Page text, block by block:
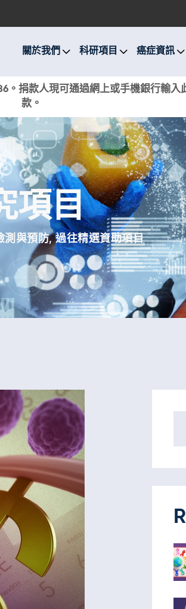
關於我們 科研項目 癌症資訊
。捐款人現可通過網上或手機銀行輸
款。
項目
測與預防,過往精選資助項目